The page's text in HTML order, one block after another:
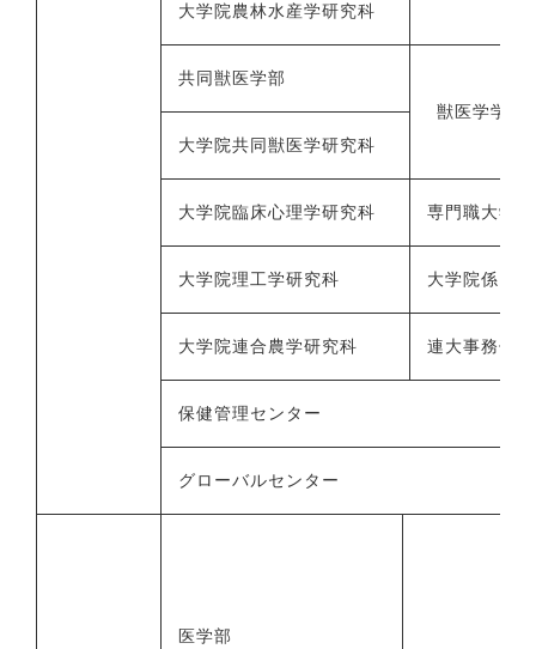
大学院農林水産学研究科
共同獣医学部
獣医学学生
大学院共同獣医学研究科
大学院臨床心理学研究科 専門職大学
大学院理工学研究科 大学院係
大学院連合農学研究科 連大事務係
保健管理センター
グローバルセンター
医学部